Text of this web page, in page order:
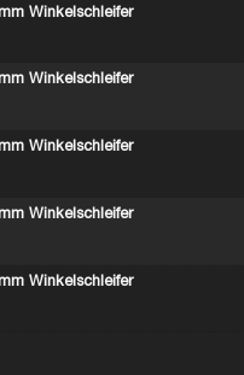
Winkelschleifer
Winkelschleifer
Winkelschleifer
Winkelschleifer
Winkelschleifer